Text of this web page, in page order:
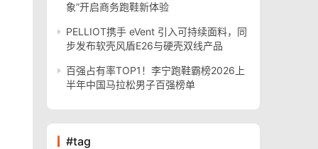
象”开启商务跑鞋新体验
PELLIOT携手 eVent 引入可持续面料，同
步发布软壳风盾E26与硬壳双线产品
百强占有率TOP1！李宁跑鞋霸榜2026上
半年中国马拉松男子百强榜单
#tag